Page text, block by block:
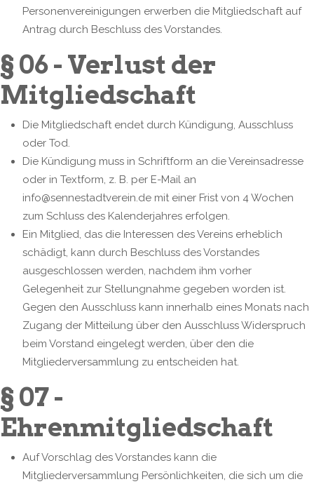
Personenvereinigungen erwerben die Mitgliedschaft auf
Antrag durch Beschluss des Vorstandes.
§ 06 - Verlust der
Mitgliedschaft
Die Mitgliedschaft endet durch Kündigung, Ausschluss
oder Tod.
Die Kündigung muss in Schriftform an die Vereinsadresse
oder in Textform, z. B. per E-Mail an
info@sennestadtverein.de mit einer Frist von 4 Wochen
zum Schluss des Kalenderjahres erfolgen.
Ein Mitglied, das die Interessen des Vereins erheblich
schädigt, kann durch Beschluss des Vorstandes
ausgeschlossen werden, nachdem ihm vorher
Gelegenheit zur Stellungnahme gegeben worden ist.
Gegen den Ausschluss kann innerhalb eines Monats nach
Zugang der Mitteilung über den Ausschluss Widerspruch
beim Vorstand eingelegt werden, über den die
Mitgliederversammlung zu entscheiden hat.
§ 07 -
Ehrenmitgliedschaft
Auf Vorschlag des Vorstandes kann die
Mitgliederversammlung Persönlichkeiten, die sich um die